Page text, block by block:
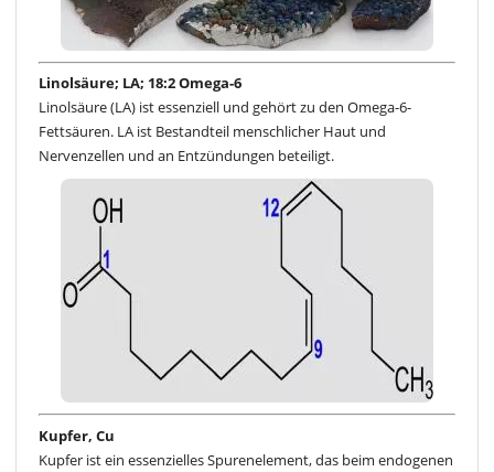
Linolsäure; LA; 18:2 Omega-6
Linolsäure (LA) ist essenziell und gehört zu den Omega-6-
Fettsäuren. LA ist Bestandteil menschlicher Haut und
Nervenzellen und an Entzündungen beteiligt.
Kupfer, Cu
Kupfer ist ein essenzielles Spurenelement, das beim endogenen